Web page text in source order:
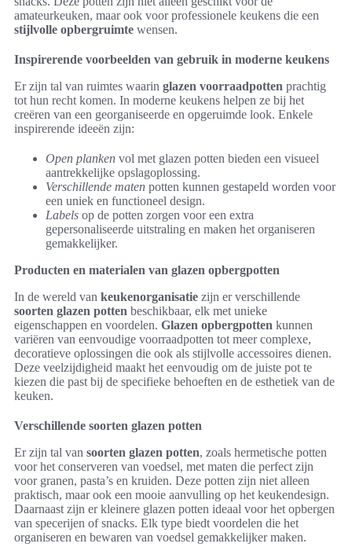
amateurkeuken, maar ook voor professionele keukens die een
stijlvolle opbergruimte wensen.
Inspirerende voorbeelden van gebruik in moderne keukens
Er zijn tal van ruimtes waarin glazen voorraadpotten prachtig
tot hun recht komen. In moderne keukens helpen ze bij het
creëren van een georganiseerde en opgeruimde look. Enkele
inspirerende ideeën zijn:
Open planken vol met glazen potten bieden een visueel
aantrekkelijke opslagoplossing.
Verschillende maten potten kunnen gestapeld worden voor
een uniek en functioneel design.
Labels op de potten zorgen voor een extra
gepersonaliseerde uitstraling en maken het organiseren
gemakkelijker.
Producten en materialen van glazen opbergpotten
In de wereld van keukenorganisatie zijn er verschillende
soorten glazen potten beschikbaar, elk met unieke
eigenschappen en voordelen. Glazen opbergpotten kunnen
variëren van eenvoudige voorraadpotten tot meer complexe,
decoratieve oplossingen die ook als stijlvolle accessoires dienen.
Deze veelzijdigheid maakt het eenvoudig om de juiste pot te
kiezen die past bij de specifieke behoeften en de esthetiek van de
keuken.
Verschillende soorten glazen potten
Er zijn tal van soorten glazen potten, zoals hermetische potten
voor het conserveren van voedsel, met maten die perfect zijn
voor granen, pasta’s en kruiden. Deze potten zijn niet alleen
praktisch, maar ook een mooie aanvulling op het keukendesign.
Daarnaast zijn er kleinere glazen potten ideaal voor het opbergen
van specerijen of snacks. Elk type biedt voordelen die het
organiseren en bewaren van voedsel gemakkelijker maken.